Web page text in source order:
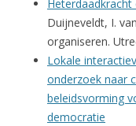
Heterdaadkracht
Duijneveldt, I.
organiseren.
Lokale
onderzoek naar
beleidsvorming
democratie